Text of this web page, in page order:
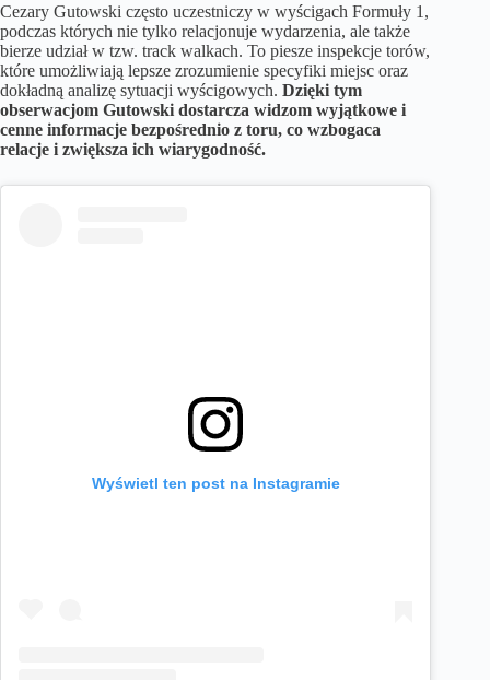
Cezary Gutowski często uczestniczy w wyścigach Formuły 1,
podczas których nie tylko relacjonuje wydarzenia, ale także
bierze udział w tzw. track walkach. To piesze inspekcje torów,
które umożliwiają lepsze zrozumienie specyfiki miejsc oraz
dokładną analizę sytuacji wyścigowych. Dzięki tym
obserwacjom Gutowski dostarcza widzom wyjątkowe i
cenne informacje bezpośrednio z toru, co wzbogaca
relacje i zwiększa ich wiarygodność.
Wyświetl ten post na Instagramie